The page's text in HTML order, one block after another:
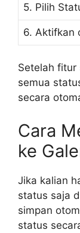
5. Pilih
6. Aktifkan
Setelah fitur
semua
secara
Cara
ke
Jika kalian
status saja
simpan
status